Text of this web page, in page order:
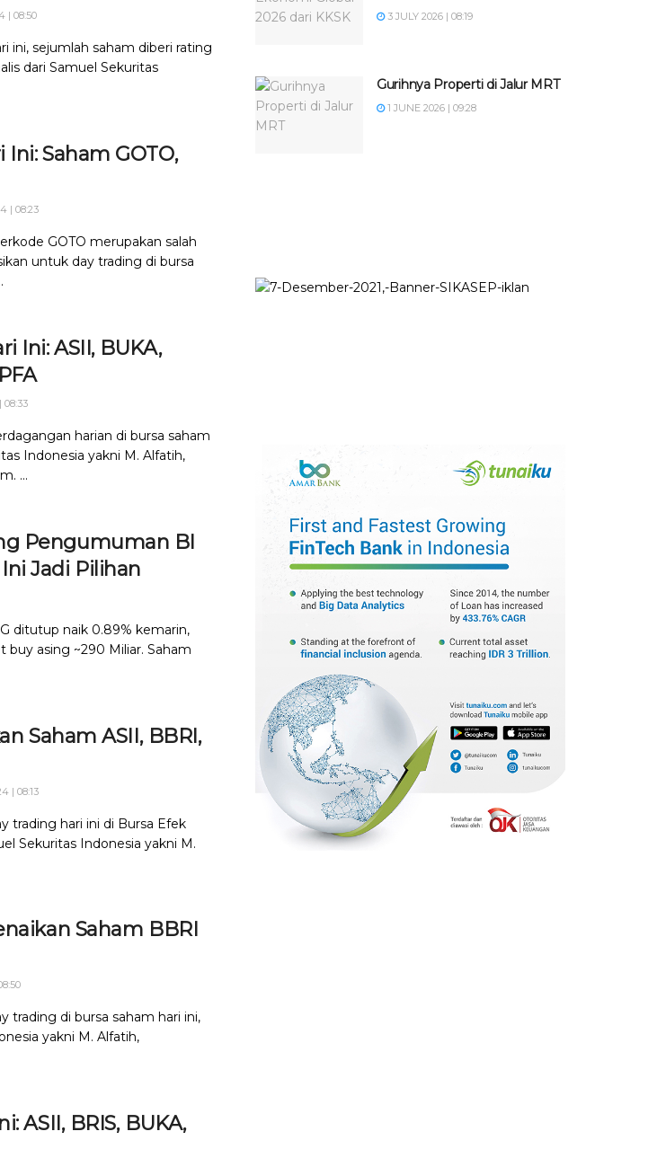
| 08:50
ini, sejumlah saham diberi rating
dari Samuel Sekuritas
Saham GOTO,
| 08:23
GOTO merupakan salah
untuk day trading di bursa
Ini: ASII, BUKA,
08:33
harian di bursa saham
Indonesia yakni M. Alfatih,
...
Pengumuman BI
Jadi Pilihan
ditutup naik 0.89% kemarin,
buy asing ~290 Miliar. Saham
Saham ASII, BBRI,
| 08:13
trading hari ini di Bursa Efek
Sekuritas Indonesia yakni M.
Saham BBRI
trading di bursa saham hari ini,
yakni M. Alfatih,
ASII, BRIS, BUKA,
3 JULY 2026 | 08:19
Gurihnya Properti di Jalur MRT
1 JUNE 2026 | 09:28